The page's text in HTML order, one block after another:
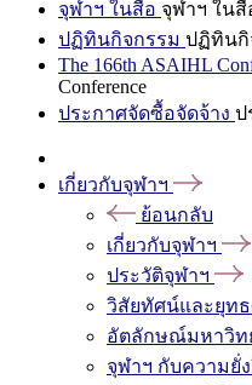
จุฬาฯ ในสื่อ จุฬาฯ ในสื่
ปฏิทินกิจกรรม ปฏิทินกิ
The 166th ASAIHL
Conference
ประกาศจัดซื้อจัดจ้าง ป
เกี่ยวกับจุฬาฯ
ย้อนกลับ
เกี่ยวกับจุฬาฯ
ประวัติจุฬาฯ
วิสัยทัศน์และยุท
อัตลักษณ์มหาวิท
จุฬาฯ กับความยั่